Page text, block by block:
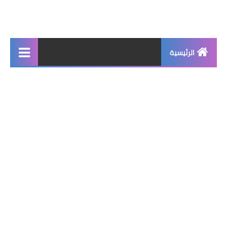
الرئيسية